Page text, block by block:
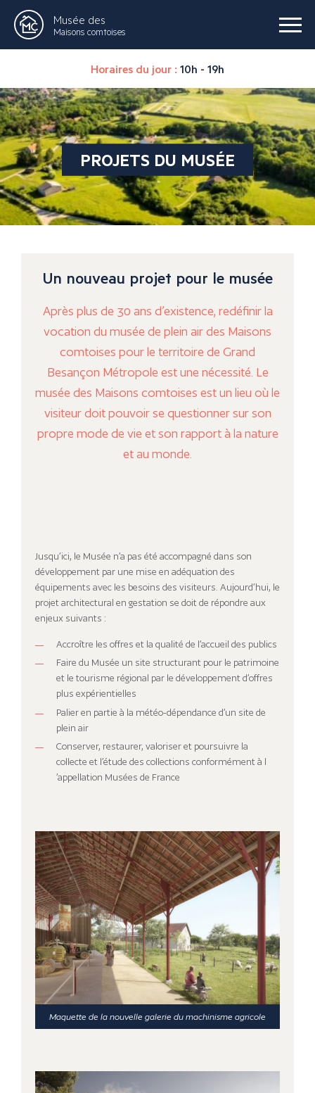
Musée des
Maisons comtoises
Horaires du jour : 10h - 19h
PROJETS DU MUSÉE
Un nouveau projet pour le musée
Après plus de 30 ans d’existence, redéfinir la
vocation du musée de plein air des Maisons
comtoises pour le territoire de Grand
Besançon Métropole est une nécessité. Le
musée des Maisons comtoises est un lieu où le
visiteur doit pouvoir se questionner sur son
propre mode de vie et son rapport à la nature
et au monde.
Jusqu’ici, le Musée n’a pas été accompagné dans son
développement par une mise en adéquation des
équipements avec les besoins des visiteurs. Aujourd’hui, le
projet architectural en gestation se doit de répondre aux
enjeux suivants :
Accroître les offres et la qualité de l’accueil des publics
Faire du Musée un site structurant pour le patrimoine
et le tourisme régional par le développement d’offres
plus expérientielles
Palier en partie à la météo-dépendance d’un site de
plein air
Conserver, restaurer, valoriser et poursuivre la
collecte et l’étude des collections conformément à l
’appellation Musées de France
Maquette de la nouvelle galerie du machinisme agricole